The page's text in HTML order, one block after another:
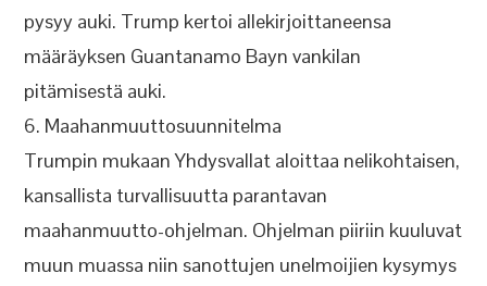
pysyy auki. Trump kertoi allekirjoittaneensa
määräyksen Guantanamo Bayn vankilan
pitämisestä auki.
6. Maahanmuuttosuunnitelma
Trumpin mukaan Yhdysvallat aloittaa nelikohtaisen,
kansallista turvallisuutta parantavan
maahanmuutto-ohjelman. Ohjelman piiriin kuuluvat
muun muassa niin sanottujen unelmoijien kysymys